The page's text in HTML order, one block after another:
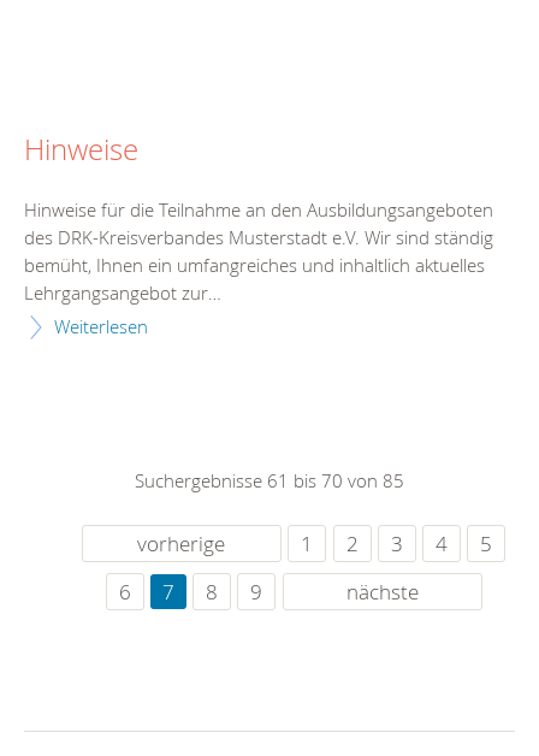
Hinweise
Hinweise für die Teilnahme an den Ausbildungsangeboten
des DRK-Kreisverbandes Musterstadt e.V. Wir sind ständig
bemüht, Ihnen ein umfangreiches und inhaltlich aktuelles
Lehrgangsangebot zur…
Weiterlesen
Suchergebnisse 61 bis 70 von 85
vorherige 1 2 3 4
5
6
7 8 9 nächste